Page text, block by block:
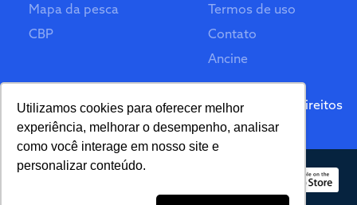
Utilizamos cookies para oferecer melhor
experiência, melhorar o desempenho, analisar
como você interage em nosso site e
personalizar conteúdo.
Mapa da pesca
CBP
Termos de uso
Contato
Ancine
Feito por
© 2026 Fish TV - Todos Direitos
Reservados. Versão 2.0